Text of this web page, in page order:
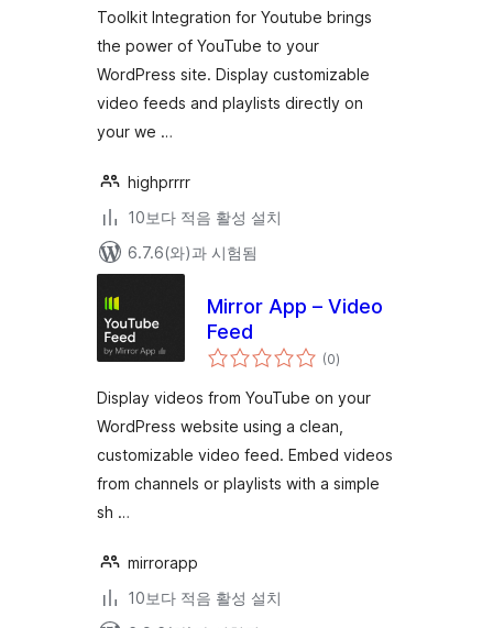
점
Toolkit Integration for Youtube brings
the power of YouTube to your
WordPress site. Display customizable
video feeds and playlists directly on
your we …
highprrrr
10보다 적음 활성 설치
6.7.6(와)과 시험됨
Mirror App – Video
Feed
(0전
체
점
)
Display videos from YouTube on your
WordPress website using a clean,
customizable video feed. Embed videos
from channels or playlists with a simple
sh …
mirrorapp
10보다 적음 활성 설치